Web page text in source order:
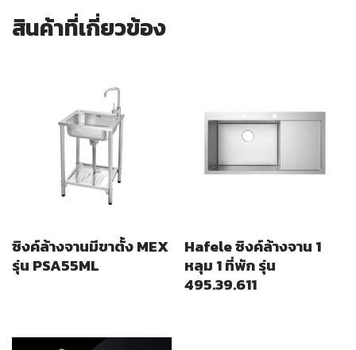
สินค้าที่เกี่ยวข้อง
ซิงค์ล้างจานมีขาตั้ง MEX
รุ่น PSA55ML
Hafele ซิงค์ล้างจาน 1
หลุม 1 ที่พัก รุ่น
495.39.611